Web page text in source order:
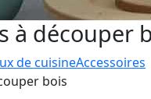
à découper
de cuisineAccessoires
bois